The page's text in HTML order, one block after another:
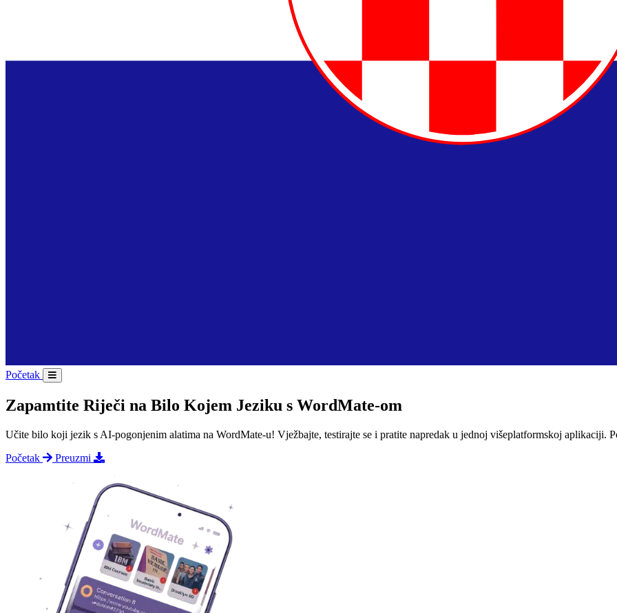
Početak
Zapamtite Riječi na Bilo Kojem Jeziku s WordMate-om
Učite bilo koji jezik s AI-pogonjenim alatima na WordMate-u! Vježbajte, testirajte se i pratite napredak u jednoj višeplatformskoj aplikaciji.
Početak
Preuzmi